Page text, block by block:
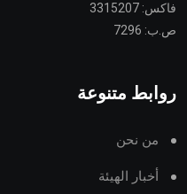
فاكس: 3315207
ص.ب: 7296
روابط متنوعة
من نحن
أخبار الهيئة